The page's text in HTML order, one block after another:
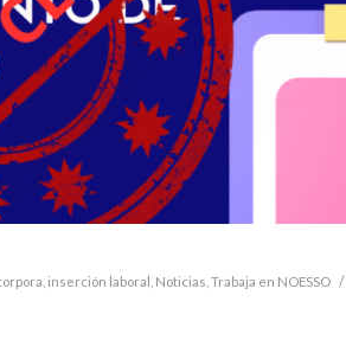
inserción laboral Noticias Trabaja en NOESSO /